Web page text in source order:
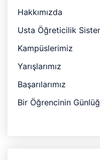
Hakkımızda
Usta Öğreticilik
Kampüslerimiz
Yarışlarımız
Başarılarımız
Bir Öğrencinin